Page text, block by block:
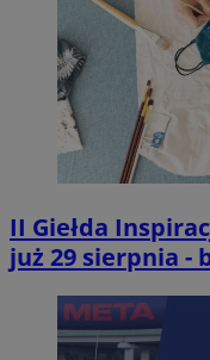
II Giełda
już 29 sierpnia -